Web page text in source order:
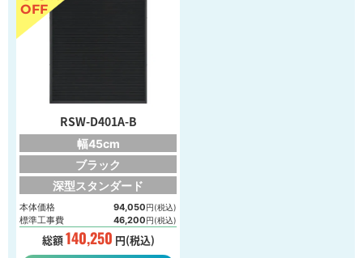
OFF
RSW-D401A-B
幅45cm
ブラック
深型スタンダード
本体価格 94,050円(税込)
標準工事費 46,200円(税込)
総額140,250 円(税込)